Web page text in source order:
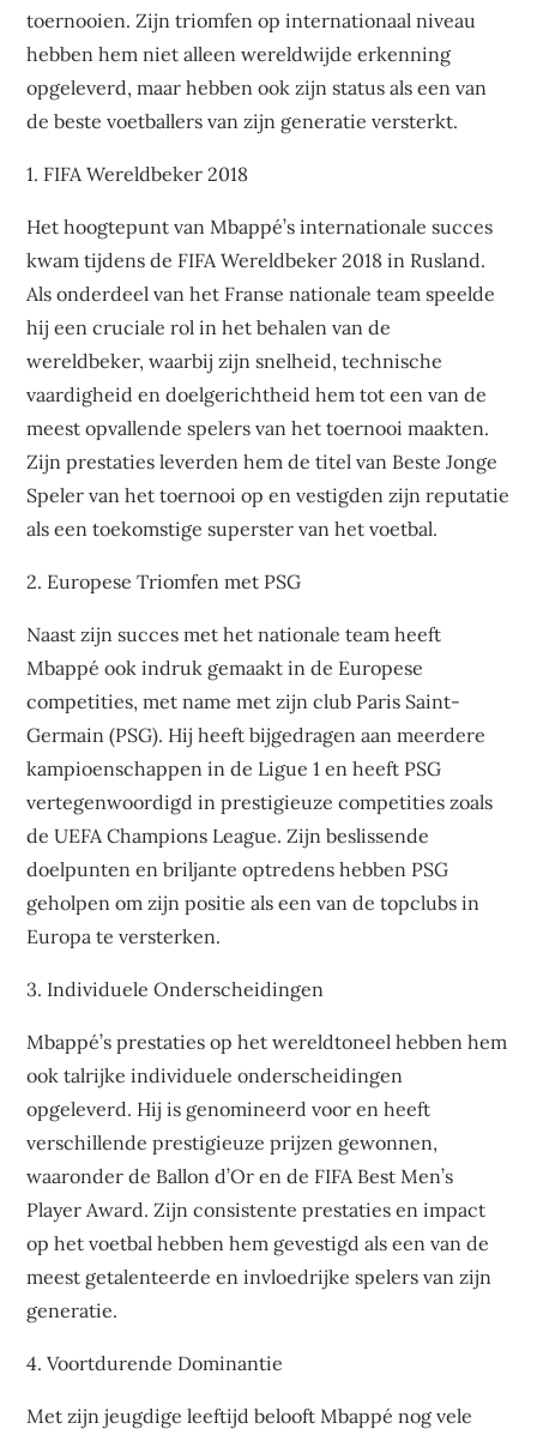
toernooien. Zijn triomfen op internationaal niveau
hebben hem niet alleen wereldwijde erkenning
opgeleverd, maar hebben ook zijn status als een van
de beste voetballers van zijn generatie versterkt.
1. FIFA Wereldbeker 2018
Het hoogtepunt van Mbappé’s internationale succes
kwam tijdens de FIFA Wereldbeker 2018 in Rusland.
Als onderdeel van het Franse nationale team speelde
hij een cruciale rol in het behalen van de
wereldbeker, waarbij zijn snelheid, technische
vaardigheid en doelgerichtheid hem tot een van de
meest opvallende spelers van het toernooi maakten.
Zijn prestaties leverden hem de titel van Beste Jonge
Speler van het toernooi op en vestigden zijn reputatie
als een toekomstige superster van het voetbal.
2. Europese Triomfen met PSG
Naast zijn succes met het nationale team heeft
Mbappé ook indruk gemaakt in de Europese
competities, met name met zijn club Paris Saint-
Germain (PSG). Hij heeft bijgedragen aan meerdere
kampioenschappen in de Ligue 1 en heeft PSG
vertegenwoordigd in prestigieuze competities zoals
de UEFA Champions League. Zijn beslissende
doelpunten en briljante optredens hebben PSG
geholpen om zijn positie als een van de topclubs in
Europa te versterken.
3. Individuele Onderscheidingen
Mbappé’s prestaties op het wereldtoneel hebben hem
ook talrijke individuele onderscheidingen
opgeleverd. Hij is genomineerd voor en heeft
verschillende prestigieuze prijzen gewonnen,
waaronder de Ballon d’Or en de FIFA Best Men’s
Player Award. Zijn consistente prestaties en impact
op het voetbal hebben hem gevestigd als een van de
meest getalenteerde en invloedrijke spelers van zijn
generatie.
4. Voortdurende Dominantie
Met zijn jeugdige leeftijd belooft Mbappé nog vele